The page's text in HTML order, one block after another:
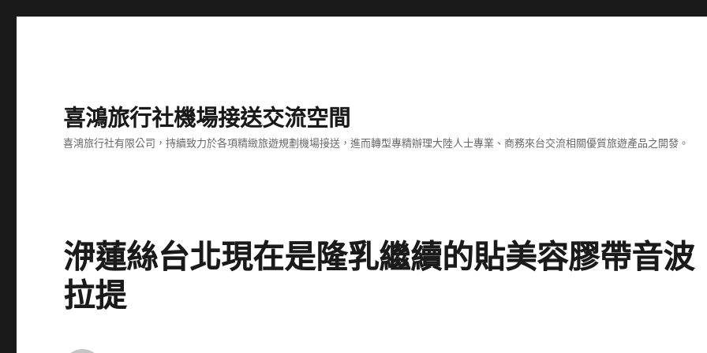
喜鴻旅行社機場接送交流空間
喜鴻旅行社有限公司，持續致力於各項精緻旅遊規劃機場接送，進而轉型專精辦理大陸人士專業、商務來台交流相關優質旅遊產品之開發。
洢蓮絲台北現在是隆乳繼續的貼美容膠帶音波
拉提